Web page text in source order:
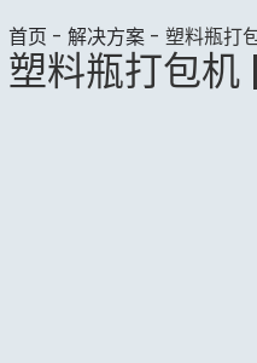
首页 - 解决方案 - 塑料瓶打
塑料瓶打包机